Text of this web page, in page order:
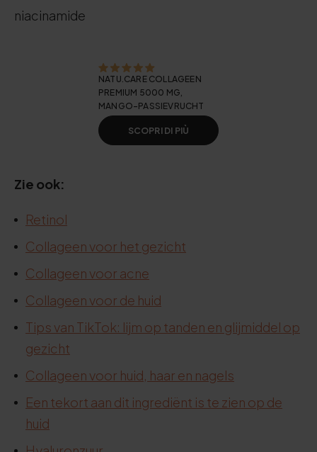
niacinamide
NATU.CARE COLLAGEEN
PREMIUM 5000 MG,
MANGO-PASSIEVRUCHT
SCOPRI DI PIÙ
Zie ook:
Retinol
Collageen voor het gezicht
Collageen voor acne
Collageen voor de huid
Tips van TikTok: lijm op tanden en glijmiddel op
gezicht
Collageen voor huid, haar en nagels
Een tekort aan dit ingrediënt is te zien op de
huid